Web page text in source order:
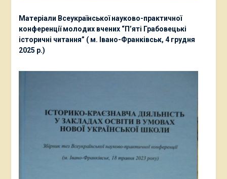
Матеріали Всеукраїнської науково-практичної
конференції молодих вчених “П’яті Грабовецькі
історичні читання” ( м. Івано-Франківськ, 4 грудня
2025 р.)